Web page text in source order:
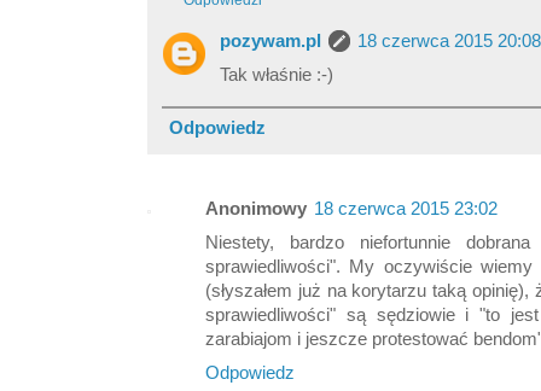
pozywam.pl
18 czerwca 2015 20:08
Tak właśnie :-)
Odpowiedz
Anonimowy 18 czerwca 2015 23:02
Niestety, bardzo niefortunnie
sprawiedliwości". My oczywiście
(słyszałem już na korytarzu taką
sprawiedliwości" są sędziowie i "to
zarabiajom i jeszcze protestować
Odpowiedz